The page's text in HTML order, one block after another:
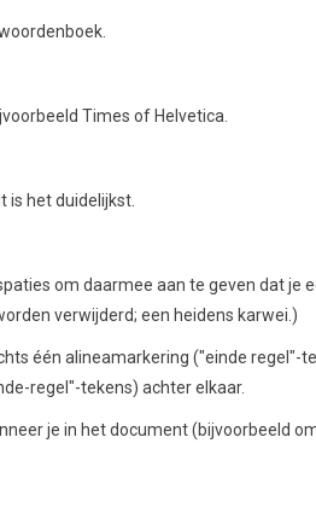
Times of Helvetica.
is het duidelijkst.
om daarmee aan te geven dat
verwijderd; een heidens karwei.)
één alineamarkering ("einde
regel"-tekens) achter elkaar.
je in het document (bijvoorbeeld